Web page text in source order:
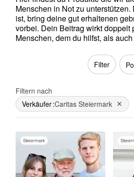
Menschen in Not zu
ist, bring deine gut erhaltenen
vorbei. Dein Beitrag wirkt doppelt
Menschen, dem du hilfst, als
Filter
Filtern nach
Verkäufer Caritas Steiermark Dies